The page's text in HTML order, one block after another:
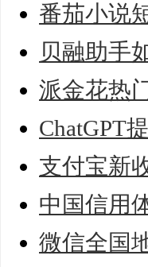
番茄小说
贝融助手
派金花热
ChatGPT
支付宝新
中国信用
微信全国